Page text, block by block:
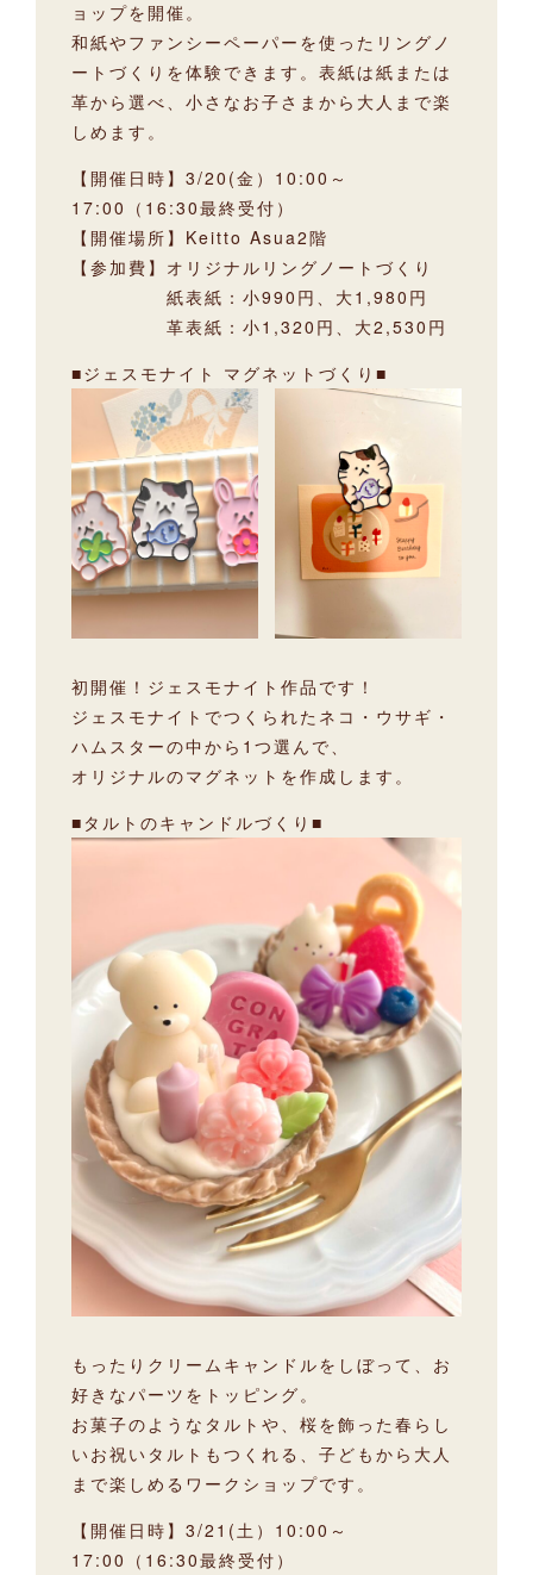
ョップを開催。
和紙やファンシーペーパーを使ったリングノ
ートづくりを体験できます。表紙は紙または
革から選べ、小さなお子さまから大人まで楽
しめます。
【開催日時】3/20(金）10:00～
17:00（16:30最終受付）
【開催場所】Keitto Asua2階
【参加費】オリジナルリングノートづくり
紙表紙：小990円、大1,980円
革表紙：小1,320円、大2,530円
■ジェスモナイト マグネットづくり■
初開催！ジェスモナイト作品です！
ジェスモナイトでつくられたネコ・ウサギ・
ハムスターの中から1つ選んで、
オリジナルのマグネットを作成します。
■タルトのキャンドルづくり■
もったりクリームキャンドルをしぼって、お
好きなパーツをトッピング。
お菓子のようなタルトや、桜を飾った春らし
いお祝いタルトもつくれる、子どもから大人
まで楽しめるワークショップです。
【開催日時】3/21(土）10:00～
17:00（16:30最終受付）